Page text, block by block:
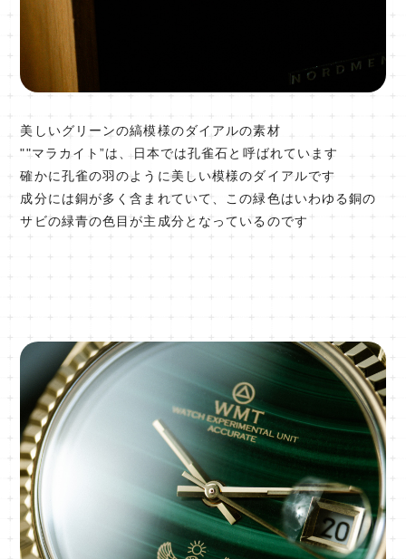
美しいグリーンの縞模様のダイアルの素材
""マラカイト”は、日本では孔雀石と呼ばれています
確かに孔雀の羽のように美しい模様のダイアルです
成分には銅が多く含まれていて、この緑色はいわゆる銅の
サビの緑青の色目が主成分となっているのです